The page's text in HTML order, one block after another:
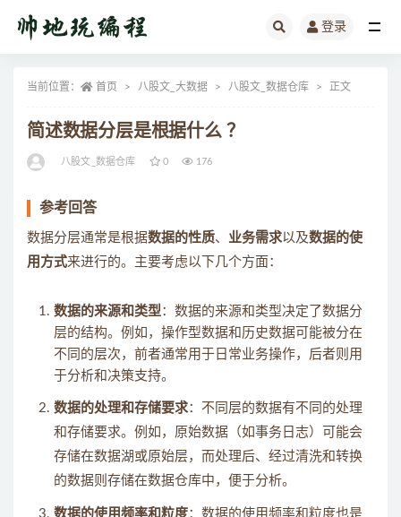
登录
当前位置： 首页 八股文_大数据 八股文_数据仓库 正文
简述数据分层是根据什么 ？
八股文_数据仓库 0 176
参考回答
数据分层通常是根据数据的性质、 业务需求以及数据的使
用方式来进行的。主要考虑以下几个方面：
数据的来源和类型：数据的来源和类型决定了数据分
层的结构。例如，操作型数据和历史数据可能被分在
不同的层次，前者通常用于日常业务操作，后者则用
于分析和决策支持。
数据的处理和存储要求：不同层的数据有不同的处理
和存储要求。例如，原始数据（如事务日志）可能会
存储在数据湖或原始层，而处理后、经过清洗和转换
的数据则存储在数据仓库中，便于分析。
数据的使用频率和粒度：数据的使用频率和粒度也是